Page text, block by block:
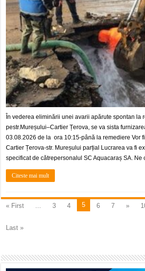
În vederea eliminării unei avarii apărute spontan la
pestr.Mureșului–Cartier Țerova, se va sista
03.08.2026 de la ora 10:15-până la remediere Vor
Cartier Țerova-str. Mureșului parțial Lucrarea va fi
specificat de cătrepersonalul SC Aquacaraș SA.
Citeste mai mult
« First ... 3 4 5 6 7 »
Last »